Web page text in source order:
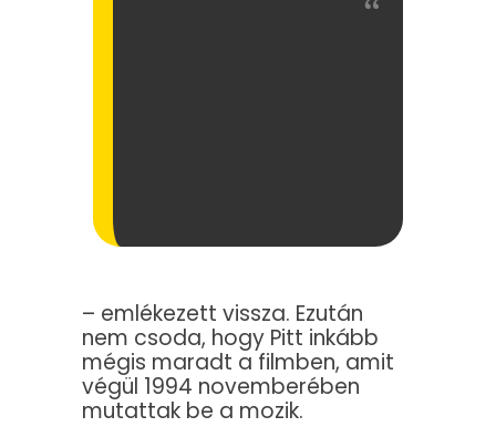
– emlékezett vissza. Ezután
nem csoda, hogy Pitt inkább
mégis maradt a filmben, amit
végül 1994 novemberében
mutattak be a mozik.